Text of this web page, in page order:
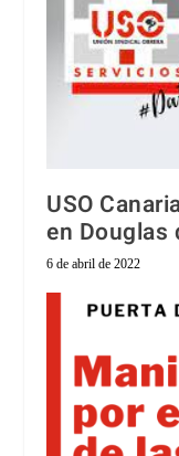
USO
en Douglas
6 de abril de 2022